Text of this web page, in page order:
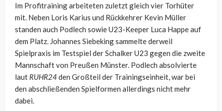
Im Profitraining arbeiteten zuletzt gleich vier Torhüter
mit. Neben Loris Karius und Rückkehrer Kevin Müller
standen auch Podlech sowie U23-Keeper Luca Happe auf
dem Platz. Johannes Siebeking sammelte derweil
Spielpraxis im Testspiel der Schalker U23 gegen die zweite
Mannschaft von Preußen Münster. Podlech absolvierte
laut RUHR24den Großteil der Trainingseinheit, war bei
den abschließenden Spielformen allerdings nicht mehr
dabei.